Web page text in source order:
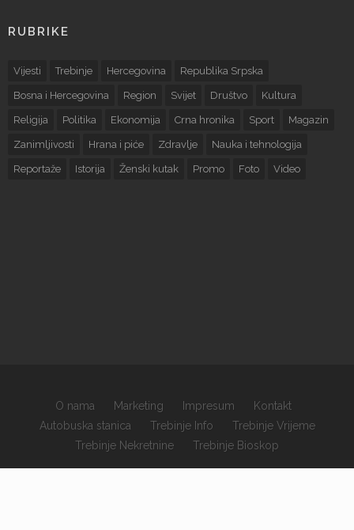
×
RUBRIKE
Vijesti Trebinje Hercegovina Republika Srpska
Bosna i Hercegovina Region Svijet Društvo Kultura
Religija Politika Ekonomija Crna hronika Sport Magazin
Zanimljivosti Hrana i piće Zdravlje Nauka i tehnologija
Reportaže Istorija Ženski kutak Promo Foto Video
O nama Marketing Impresum
Kontakt
Autobuska stanica
Trebinje Info
Trebinje Vrijeme
Trebinje Nekretnine
Trebinje Bioskop
Copyrights © 2026 sva prava zadržana.